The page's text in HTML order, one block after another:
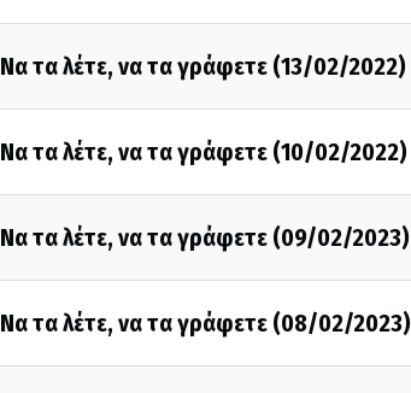
Να τα λέτε, να τα γράφετε (13/02/2022)
Να τα λέτε, να τα γράφετε (10/02/2022)
Να τα λέτε, να τα γράφετε (09/02/2023)
Να τα λέτε, να τα γράφετε (08/02/2023)